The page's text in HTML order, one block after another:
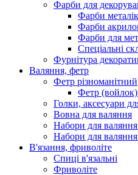
Фарби для
Фарби
Фарби
Фарби для
Спеціальні
Фурнітура
Валяння, фетр
Фетр різноманітний
Фетр
Голки, аксесуари
Вовна для валяння
Набори для
Набори для валяння
В'язання, фриволіте
Спиці в'язальні
Фриволіте